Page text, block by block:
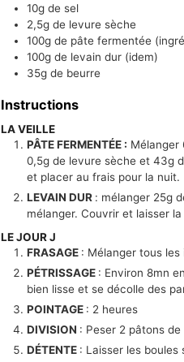
10g de sel
2,5g de levure sèche
100g de pâte fermentée
100g de levain dur (idem)
35g de beurre
Instructions
LA VEILLE
PÂTE FERMENTÉE : Mélanger
0,5g de levure sèche et 43g
et placer au frais pour la nuit.
LEVAIN DUR : mélanger 25g
mélanger. Couvrir et laisser
LE JOUR J
FRASAGE : Mélanger tous
PÉTRISSAGE : Environ 8mn
bien lisse et se décolle des
POINTAGE : 2 heures
DIVISION : Peser 2 pâtons
DÉTENTE : Laisser les boules